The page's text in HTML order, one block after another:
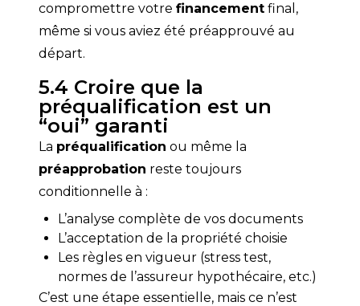
compromettre votre financement final,
même si vous aviez été préapprouvé au
départ.
5.4 Croire que la
préqualification est un
“oui” garanti
La préqualification
préapprobation reste toujours
conditionnelle à :
L’analyse complète de vos documents
L’acceptation de la propriété choisie
Les règles en vigueur (stress test,
normes de l’assureur hypothécaire, etc.)
C’est une étape essentielle, mais ce n’est